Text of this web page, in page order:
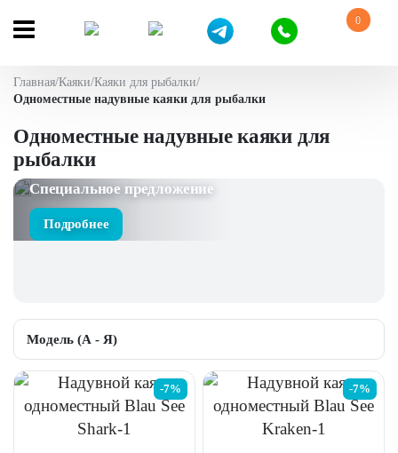
0
Главная/Каяки/Каяки для рыбалки/
Одноместные надувные каяки для рыбалки
Одноместные надувные каяки для
рыбалки
Специальное предложение
Подробнее
-7% -7%